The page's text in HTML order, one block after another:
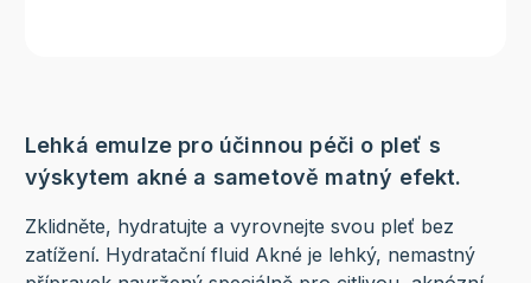
Lehká emulze pro účinnou péči o pleť s
výskytem akné a sametově matný efekt.
Zklidněte, hydratujte a vyrovnejte svou pleť bez
zatížení. Hydratační fluid Akné je lehký, nemastný